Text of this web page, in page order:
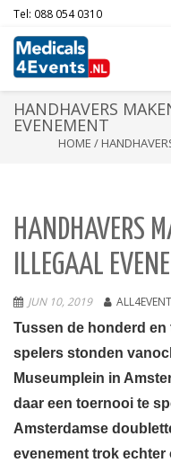
Tel: 088 054 0310
HANDHAVERS
EVENEMENT
HOME /
HANDHAVERS
ILLEGAAL
JUN 10, 2019
Tussen de honderd
spelers stonden
Museumplein in
daar een toernooi te
Amsterdamse
evenement trok echter